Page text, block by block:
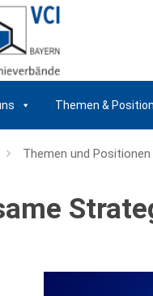
Themen &
Themen und Positionen